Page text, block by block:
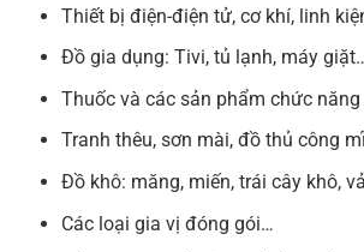
Thiết bị điện-điện tử, cơ khí, linh
Đồ gia dụng: Tivi, tủ lạnh, máy
Thuốc và các sản phẩm chức
Tranh thêu, sơn mài, đồ thủ công
Đồ khô: măng, miến, trái cây khô,
Các loại gia vị đóng gói…